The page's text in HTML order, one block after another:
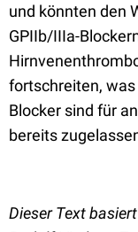
und könnten den
GPIIb/IIIa-
fortschreiten,
Blocker sind für
bereits
Dieser Text